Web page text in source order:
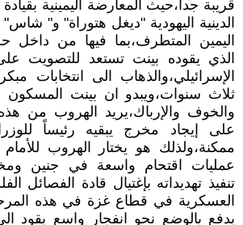
قريبة جداً،حيث المعارضة اليمينية بقيادة
الدينية اليهودية "ديغل هتوراة" و"
اليمين المتطرف،بما فيها من داخل
الذي يقوده بينت تستعد للتصويت
الإسرائيلي،والذهاب الى انتخابات
ثلاث سنوات،ويبدو ان بينت المسكون
والخوف والإرباك،يريد الهروب من هذه
على إيجاد مخرج يبقيه رئيساً
ممكنة،ولذلك هو يختار الهروب
عمليات اقتحام واسعة في جنين
تنفيذ تهديداته بإغتيال قادة الفصائل
العسكرية في قطاع غزة في هذه
يدفع بالوضع نحو انفجار واسع يقود